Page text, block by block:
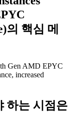
의 핵심 메
Gen AMD EPYC
increased
하는 시점은